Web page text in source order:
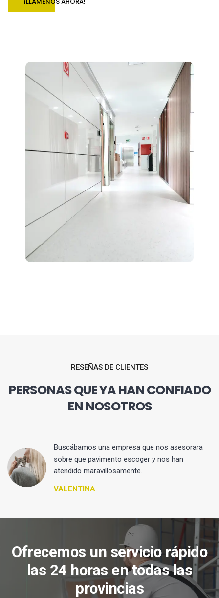
RESEÑAS DE CLIENTES
PERSONAS QUE YA HAN CONFIADO
EN NOSOTROS
Buscábamos una empresa que nos asesorara
sobre que pavimento escoger y nos han
atendido maravillosamente.
VALENTINA
Ofrecemos un servicio rápido
las 24 horas en todas las
provincias